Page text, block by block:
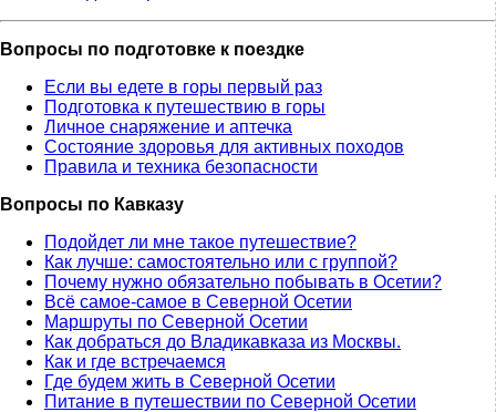
Вопросы по подготовке к поездке
Если вы едете в горы первый раз
Подготовка к путешествию в горы
Личное снаряжение и аптечка
Состояние здоровья для активных походов
Правила и техника безопасности
Вопросы по Кавказу
Подойдет ли мне такое путешествие?
Как лучше: самостоятельно или с группой?
Почему нужно обязательно побывать в Осетии?
Всё самое-самое в Северной Осетии
Маршруты по Северной Осетии
Как добраться до Владикавказа из Москвы.
Как и где встречаемся
Где будем жить в Северной Осетии
Питание в путешествии по Северной Осетии